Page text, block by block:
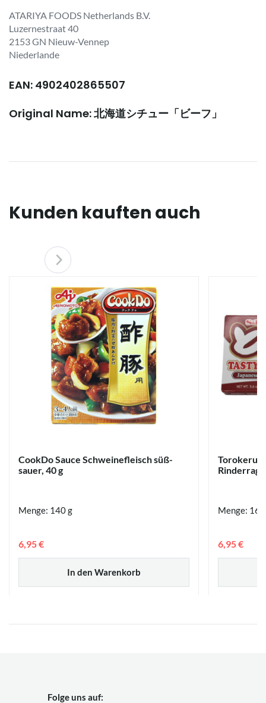
ATARIYA FOODS Netherlands B.V.
Luzernestraat 40
2153 GN Nieuw-Vennep
Niederlande
EAN: 4902402865507
Original Name: 北海道シチュー「ビーフ」
Kunden kauften auch
CookDo Sauce Schweinefleisch süß-
sauer, 40 g
Menge: 140 g
In den Warenkorb
6,95 €
Torokeru
Menge:
6,95 €
Folge uns auf: